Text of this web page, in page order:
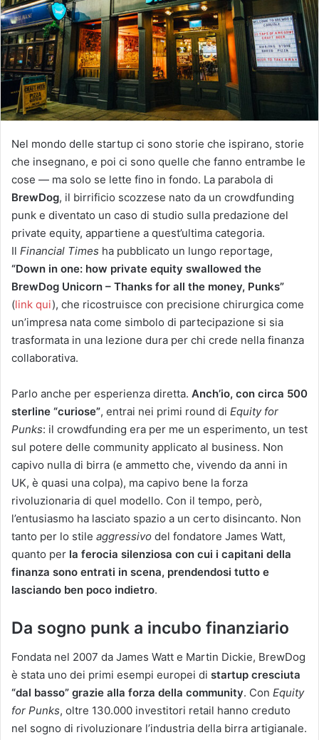
Nel mondo delle startup ci sono storie che ispirano, storie
che insegnano, e poi ci sono quelle che fanno entrambe le
cose — ma solo se lette fino in fondo. La parabola di
BrewDog, il birrificio scozzese nato da un crowdfunding
punk e diventato un caso di studio sulla predazione del
private equity, appartiene a quest’ultima categoria.
Il Financial Times ha pubblicato un lungo reportage,
“Down in one: how private equity swallowed the
BrewDog Unicorn – Thanks for all the money, Punks”
(link qui), che ricostruisce con precisione chirurgica come
un’impresa nata come simbolo di partecipazione si sia
trasformata in una lezione dura per chi crede nella finanza
collaborativa.
Parlo anche per esperienza diretta. Anch’io, con circa 500
sterline “curiose”, entrai nei primi round di Equity for
Punks: il crowdfunding era per me un esperimento, un test
sul potere delle community applicato al business. Non
capivo nulla di birra (e ammetto che, vivendo da anni in
UK, è quasi una colpa), ma capivo bene la forza
rivoluzionaria di quel modello. Con il tempo, però,
l’entusiasmo ha lasciato spazio a un certo disincanto. Non
tanto per lo stile aggressivo del fondatore James Watt,
quanto per la ferocia silenziosa con cui i capitani della
finanza sono entrati in scena, prendendosi tutto e
lasciando ben poco indietro.
Da sogno punk a incubo finanziario
Fondata nel 2007 da James Watt e Martin Dickie, BrewDog
è stata uno dei primi esempi europei di startup cresciuta
“dal basso” grazie alla forza della community. Con Equity
for Punks, oltre 130.000 investitori retail hanno creduto
nel sogno di rivoluzionare l’industria della birra artigianale.